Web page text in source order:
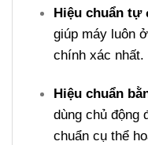
Hiệu chuẩn tự
giúp máy luôn
chính xác nhất.
Hiệu chuẩn
dùng chủ động
chuẩn cụ thể